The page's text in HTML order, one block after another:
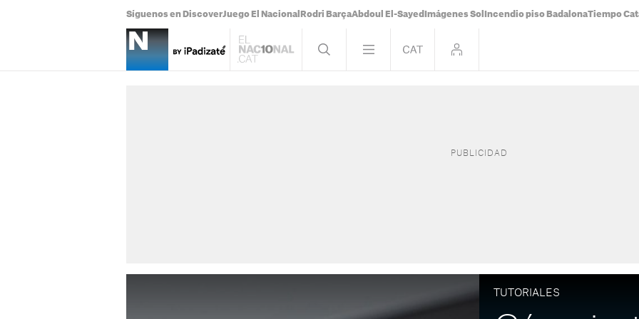
Síguenos en DiscoverJuego El Nacional Rodri BarçaAbdoul El-Sayed Imágenes Sol Incendio piso BadalonaTiempo
TUTORIALES